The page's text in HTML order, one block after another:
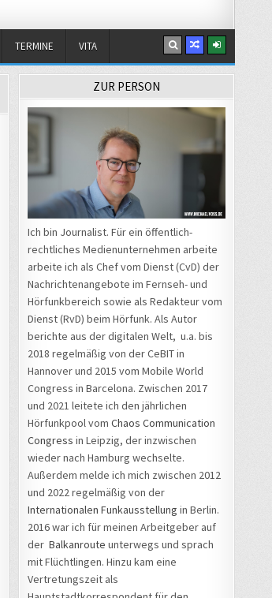
TERMINE VITA
ZUR PERSON
Ich bin Journalist. Für ein öffentlich-
rechtliches Medienunternehmen arbeite
arbeite ich als Chef vom Dienst (CvD) der
Nachrichtenangebote im Fernseh- und
Hörfunkbereich sowie als Redakteur vom
Dienst (RvD) beim Hörfunk. Als Autor
berichte aus der digitalen Welt, u.a. bis
2018 regelmäßig von der CeBIT in
Hannover und 2015 vom Mobile World
Congress in Barcelona. Zwischen 2017
und 2021 leitete ich den jährlichen
Hörfunkpool vom Chaos Communication
Congress in Leipzig, der inzwischen
wieder nach Hamburg wechselte.
Außerdem melde ich mich zwischen 2012
und 2022 regelmäßig von der
Internationalen Funkausstellung in Berlin.
2016 war ich für meinen Arbeitgeber auf
der Balkanroute unterwegs und sprach
mit Flüchtlingen. Hinzu kam eine
Vertretungszeit als